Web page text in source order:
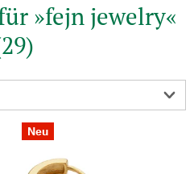
»fejn jewelry«
Neu